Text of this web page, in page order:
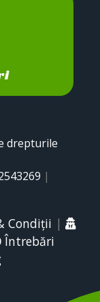
drepturile
|
Condiții |
Întrebări